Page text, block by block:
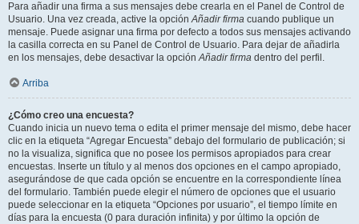
Para añadir una firma a sus mensajes debe crearla en el Panel de Control de
Usuario. Una vez creada, active la opciónAñadir firma cuando publique un
mensaje. Puede asignar una firma por defecto a todos sus mensajes activando
la casilla correcta en su Panel de Control de Usuario. Para dejar de añadirla
en los mensajes, debe desactivar la opciónAñadir firma dentro del perfil.
Arriba
¿Cómo creo una encuesta?
Cuando inicia un nuevo tema o edita el primer mensaje del mismo, debe hacer
clic en la etiqueta “Agregar Encuesta” debajo del formulario de publicación; si
no la visualiza, significa que no posee los permisos apropiados para crear
encuestas. Inserte un título y al menos dos opciones en el campo apropiado,
asegurándose de que cada opción se encuentre en la correspondiente línea
del formulario. También puede elegir el número de opciones que el usuario
puede seleccionar en la etiqueta “Opciones por usuario”, el tiempo límite en
días para la encuesta (0 para duración infinita) y por último la opción de